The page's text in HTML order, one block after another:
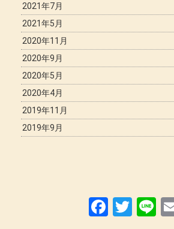
2021年7月
2021年5月
2020年11月
2020年9月
2020年5月
2020年4月
2019年11月
2019年9月
F
T Li